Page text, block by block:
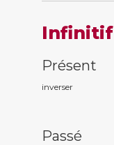
Infinitif
Présent
inverser
Passé